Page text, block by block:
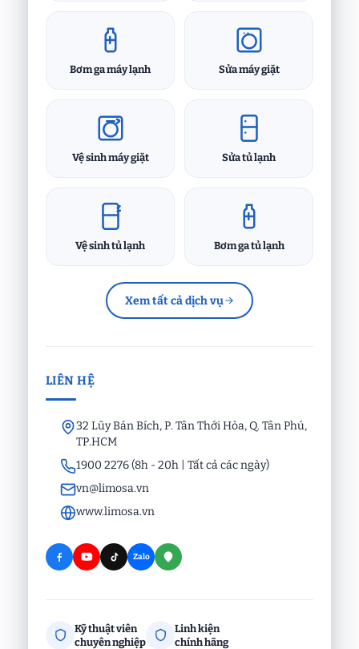
Bơm ga máy lạnh Sửa máy giặt
Vệ sinh máy giặt Sửa tủ lạnh
Vệ sinh tủ lạnh Bơm ga tủ lạnh
Xem tất cả dịch vụ
LIÊN HỆ
32 Lũy Bán Bích, P. Tân Thới Hòa, Q. Tân Phú,
TP.HCM
1900 2276 (8h - 20h | Tất cả các ngày)
vn@limosa.vn
www.limosa.vn
Zalo
Kỹ thuật viên
chuyên nghiệp
Linh kiện
chính hãng